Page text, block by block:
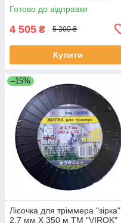
Готово до відправки
4 505 ₴ 5 300 ₴
Купити
–15%
Лісочка для тріммера "зірка"
2.7 мм X 350 м ТМ "VIROK"